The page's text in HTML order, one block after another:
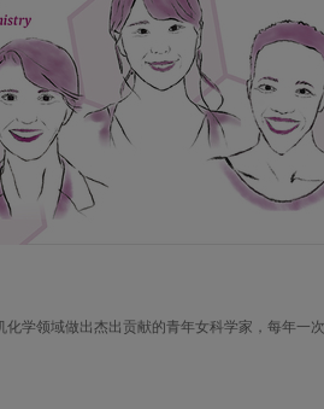
学领域做出杰出贡献的青年女科学家，每年一次